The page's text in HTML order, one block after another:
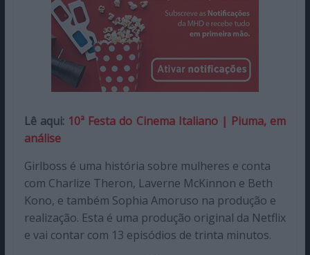
Lê aqui: 10ª Festa do Cinema Italiano | Piuma, em
análise
Girlboss é uma história sobre mulheres e conta
com Charlize Theron, Laverne McKinnon e Beth
Kono, e também Sophia Amoruso na produção e
realização. Esta é uma produção original da Netflix
e vai contar com 13 episódios de trinta minutos.